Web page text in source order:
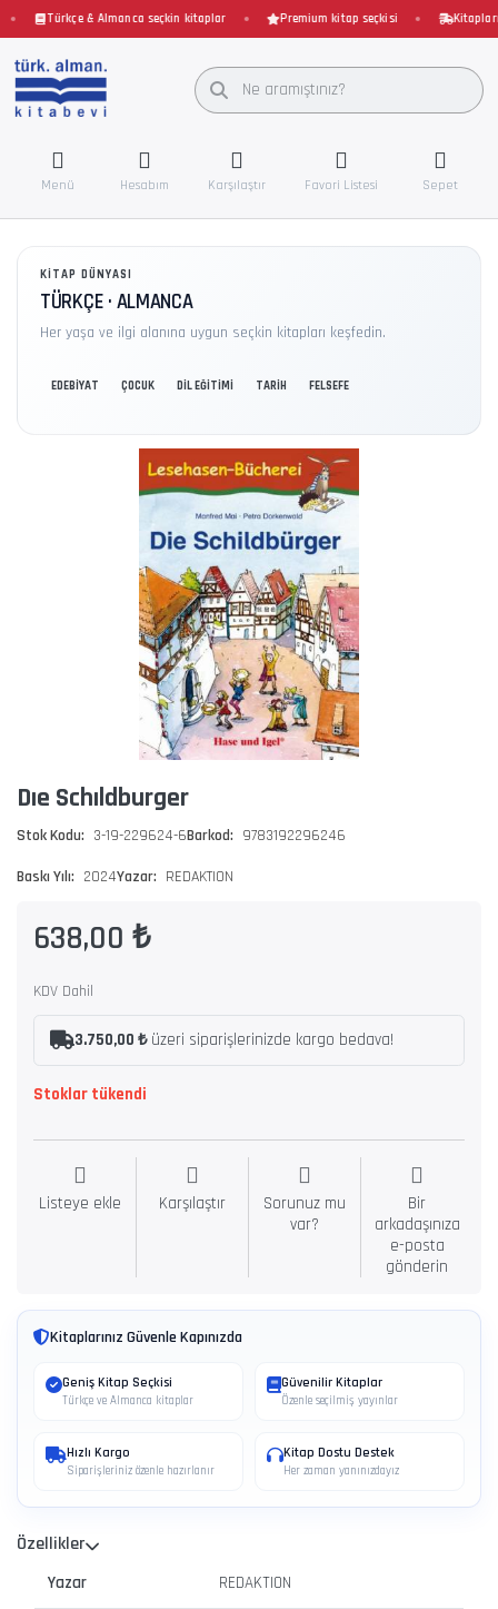
Türkçe & Almanca seçkin kitaplar Premium kitap seçkisi
Menü Hesabım Karşılaştır Favori Listesi Sepet
KITAP DÜNYASI
TÜRKÇE · ALMANCA
Her yaşa ve ilgi alanına uygun seçkin kitapları keşfedin.
EDEBİYAT ÇOCUK DİL EĞİTİMİ TARİH FELSEFE
Dıe Schıldburger
Stok Kodu: 3-19-229624-6Barkod: 9783192296246
Baskı Yılı: 2024Yazar: REDAKTION
638,00 ₺
KDV Dahil
3.750,00 ₺üzeri siparişlerinizde kargo bedava!
Stoklar tükendi
Listeye ekle Karşılaştır
Sorunuz mu
var?
Bir
arkadaşınıza
e-posta
gönderin
Kitaplarınız Güvenle Kapınızda
Geniş Kitap Seçkisi
Türkçe ve Almanca kitaplar
Güvenilir Kitaplar
Özenle seçilmiş yayınlar
Hızlı Kargo
Siparişleriniz özenle hazırlanır
Kitap Dostu Destek
Her zaman yanınızdayız
Özellikler
Yazar REDAKTION